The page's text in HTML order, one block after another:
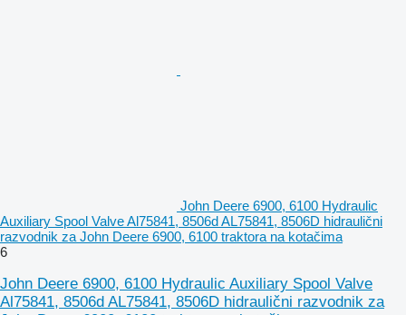
John Deere 6900, 6100 Hydraulic
Auxiliary Spool Valve Al75841, 8506d AL75841, 8506D hidraulični
razvodnik za John Deere 6900, 6100 traktora na kotačima
6
John Deere 6900, 6100 Hydraulic Auxiliary Spool Valve
Al75841, 8506d AL75841, 8506D hidraulični razvodnik za